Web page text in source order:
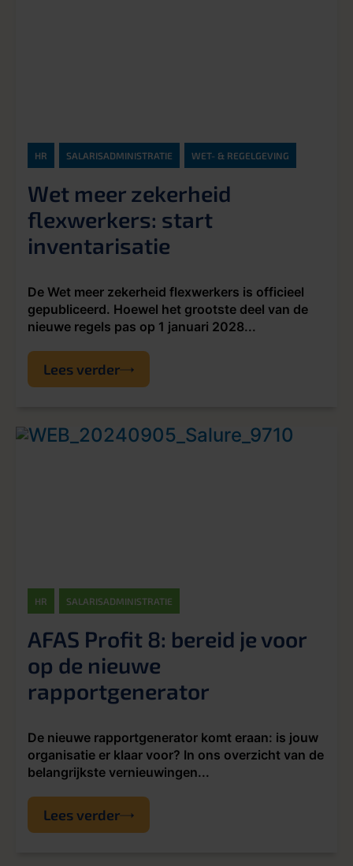
HR SALARISADMINISTRATIE WET- & REGELGEVING
Wet meer zekerheid
flexwerkers: start
inventarisatie
De Wet meer zekerheid flexwerkers is officieel
gepubliceerd. Hoewel het grootste deel van de
nieuwe regels pas op 1 januari 2028...
Lees verder
HR SALARISADMINISTRATIE
AFAS Profit 8: bereid je voor
op de nieuwe
rapportgenerator
De nieuwe rapportgenerator komt eraan: is jouw
organisatie er klaar voor? In ons overzicht van de
belangrijkste vernieuwingen...
Lees verder